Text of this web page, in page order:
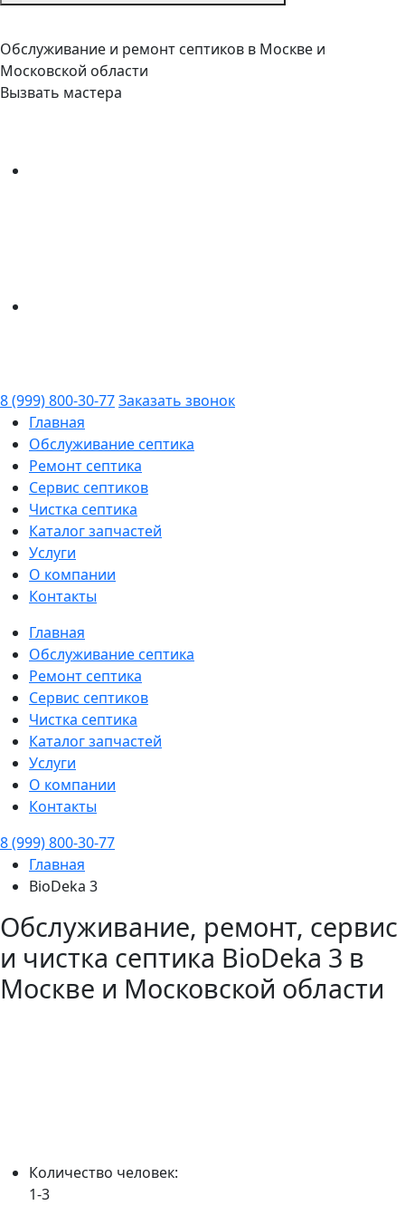
Обслуживание и ремонт септиков в Москве и
Московской области
Вызвать мастера
8 (999) 800-30-77Заказать звонок
Главная
Обслуживание септика
Ремонт септика
Сервис септиков
Чистка септика
Каталог запчастей
Услуги
О компании
Контакты
Главная
Обслуживание септика
Ремонт септика
Сервис септиков
Чистка септика
Каталог запчастей
Услуги
О компании
Контакты
8 (999) 800-30-77
Главная
BioDeka 3
Обслуживание, ремонт, сервис
и чистка септика BioDeka 3 в
Москве и Московской области
Количество человек:
1-3